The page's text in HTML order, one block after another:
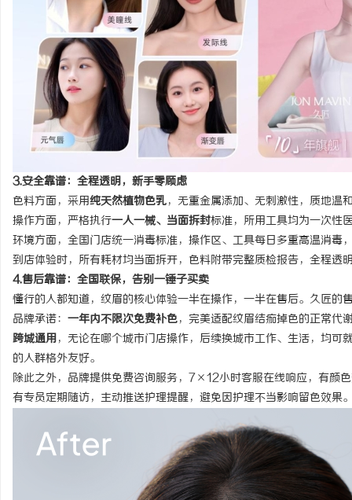
3.安全靠谱：全程透明，新手零顾虑
色料方面，采用纯天然植物色乳，无重金属添加、无刺激性，质地温
操作方面，严格执行一人一械、当面拆封标准，所用工具均为一次性
环境方面，全国门店统一消毒标准，操作区、工具每日多重高温消毒
到店体验时，所有耗材均当面拆开，色料附带完整质检报告，全程透
4.售后靠谱：全国联保，告别一锤子买卖
懂行的人都知道，纹眉的核心体验一半在操作，一半在售后。久匠的
品牌承诺： 一年内不限次免费补色，完美适配纹眉结痂掉色的正常代
跨城通用，无论在哪个城市门店操作，后续换城市工作、生活，均
的人群格外友好。
除此之外，品牌提供免费咨询服务，7×12小时客服在线响应，有颜
有专员定期随访，主动推送护理提醒，避免因护理不当影响留色效果